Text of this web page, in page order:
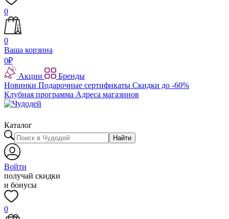
0
0
Ваша корзина
0₽
Акции
Бренды
Новинки Подарочные сертификаты Скидки до -60%
Клубная программа Адреса магазинов
Каталог
Найти
Войти
получай скидки
и бонусы
0